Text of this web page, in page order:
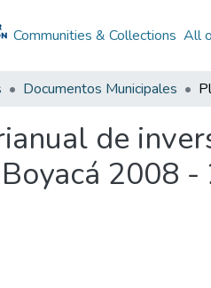
Communities & Collections All
Documentos Municipales
de
2008 -